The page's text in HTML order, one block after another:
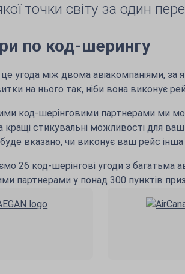
точки світу за один
по код-шерингу
угода між двома авіакомпаніями,
на нього так, ніби вона виконує
код-шерінговими партнерами ми
кращі стикувальні можливості для
вказано, чи виконує ваш рейс інша
26 код-шерінгові угоди з багатьма
партнерами у понад 300 пунктів